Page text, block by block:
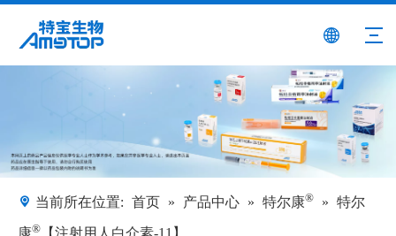
当前所在位置: 首页 » 产品中心 » 特尔康® » 特尔
康® 【注射用人白介素-11】